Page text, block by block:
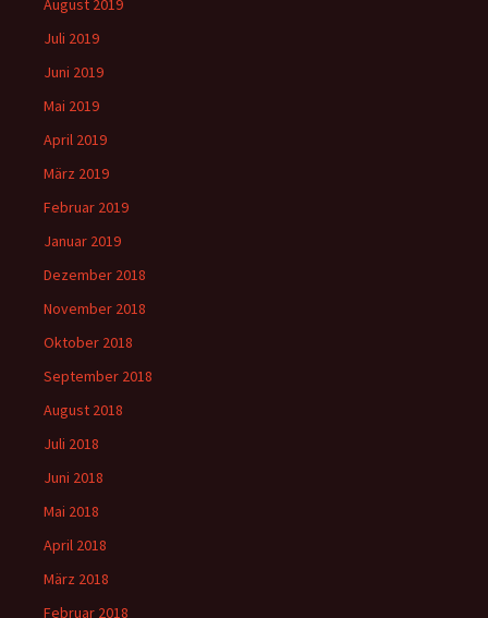
August 2019
Juli 2019
Juni 2019
Mai 2019
April 2019
März 2019
Februar 2019
Januar 2019
Dezember 2018
November 2018
Oktober 2018
September 2018
August 2018
Juli 2018
Juni 2018
Mai 2018
April 2018
März 2018
Februar 2018